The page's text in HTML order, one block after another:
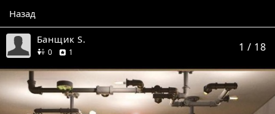
Назад
Банщик S.
0друзей
1 1 / 18